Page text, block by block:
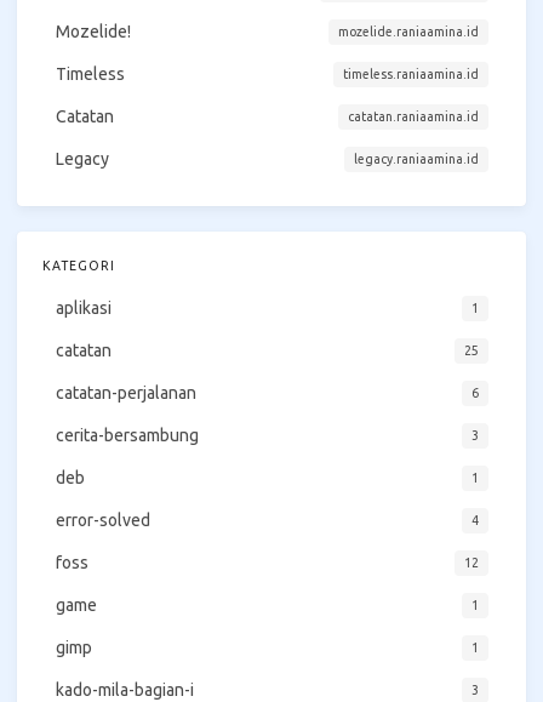
Mozelide! mozelide.raniaamina.id
Timeless timeless.raniaamina.id
Catatan catatan.raniaamina.id
Legacy legacy.raniaamina.id
KATEGORI
aplikasi 1
catatan 25
catatan-perjalanan 6
cerita-bersambung 3
deb 1
error-solved 4
foss 12
game 1
gimp 1
kado-mila-bagian-i 3